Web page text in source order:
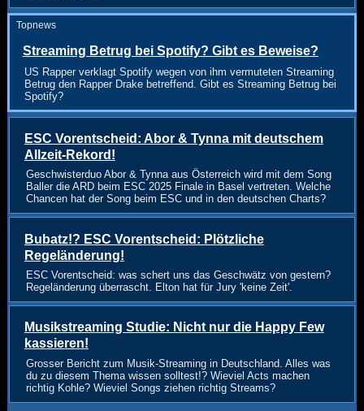
Topnews
Streaming Betrug bei Spotify? Gibt es Beweise?
US Rapper verklagt Spotify wegen von ihm vermuteten Streaming
Betrug den Rapper Drake betreffend. Gibt es Streaming Betrug bei
Spotify?
ESC Vorentscheid: Abor & Tynna mit deutschem
Allzeit-Rekord!
Geschwisterduo Abor & Tynna aus Österreich wird mit dem Song
Baller die ARD beim ESC 2025 Finale in Basel vertreten. Welche
Chancen hat der Song beim ESC und in den deutschen Charts?
Bubatz!? ESC Vorentscheid: Plötzliche
Regeländerung!
ESC Vorentscheid: was schert uns das Geschwätz von gestern?
Regeländerung überrascht. Elton hat für Jury 'keine Zeit'.
Musikstreaming Studie: Nicht nur die Happy Few
kassieren!
Grosser Bericht zum Musik-Streaming in Deutschland. Alles was
du zu diesem Thema wissen solltest!? Wieviel Acts machen
richtig Kohle? Wieviel Songs ziehen richtig Streams?